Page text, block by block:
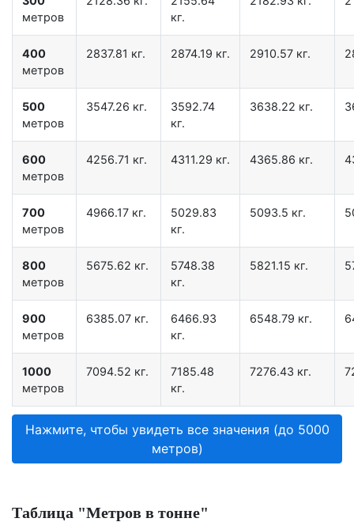
метров
кг.
400
метров
2837.81 кг. 2874.19 кг. 2910.57 кг.
500
метров
3547.26 кг.
3592.74
кг.
3638.22 кг.
600
метров
4256.71 кг. 4311.29 кг. 4365.86 кг.
700
метров
4966.17 кг.
5029.83
кг.
5093.5 кг.
800
метров
5675.62 кг.
5748.38
кг.
5821.15 кг.
900
метров
6385.07 кг.
6466.93
кг.
6548.79 кг.
1000
метров
7094.52 кг.
7185.48
кг.
7276.43 кг.
Нажмите, чтобы увидеть все значения (до 5000
метров)
Таблица "Метров в тонне"